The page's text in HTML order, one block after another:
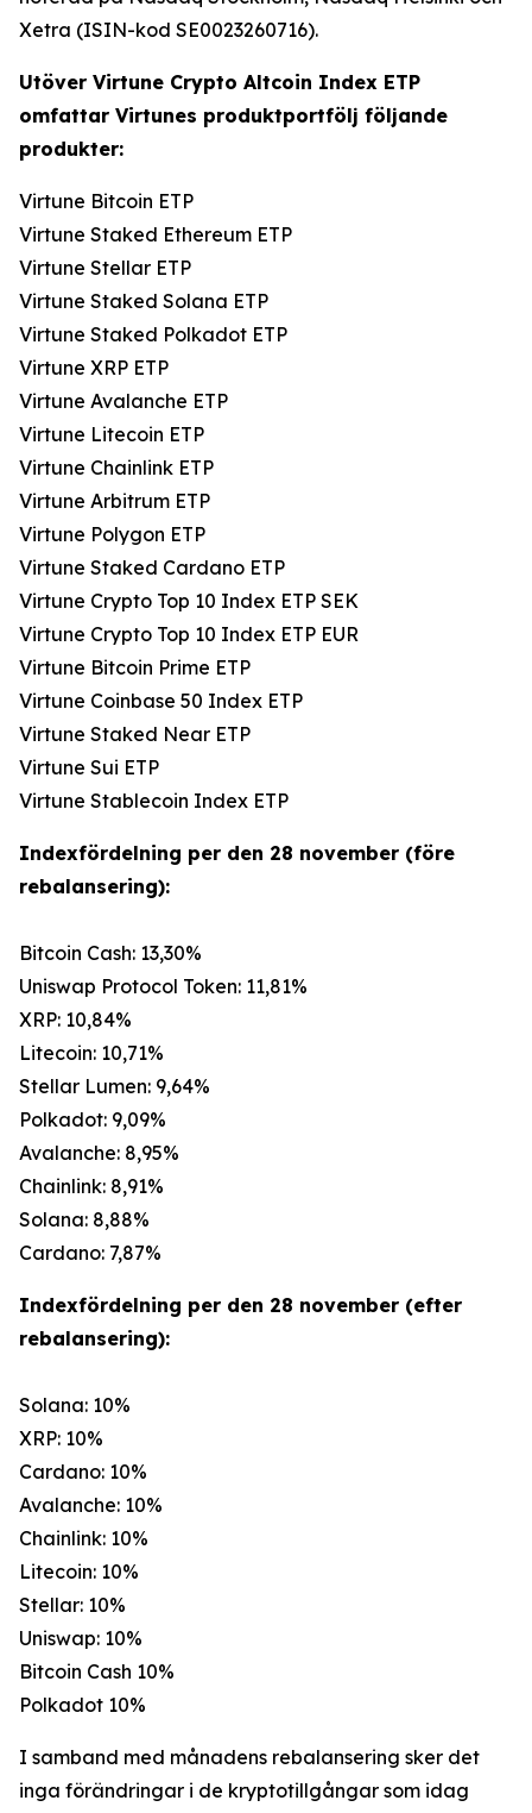
Xetra (ISIN-kod SE0023260716).
Utöver Virtune Crypto Altcoin Index ETP
omfattar Virtunes produktportfölj följande
produkter:
Virtune Bitcoin ETP
Virtune Staked Ethereum ETP
Virtune Stellar ETP
Virtune Staked Solana ETP
Virtune Staked Polkadot ETP
Virtune XRP ETP
Virtune Avalanche ETP
Virtune Litecoin ETP
Virtune Chainlink ETP
Virtune Arbitrum ETP
Virtune Polygon ETP
Virtune Staked Cardano ETP
Virtune Crypto Top 10 Index ETP SEK
Virtune Crypto Top 10 Index ETP EUR
Virtune Bitcoin Prime ETP
Virtune Coinbase 50 Index ETP
Virtune Staked Near ETP
Virtune Sui ETP
Virtune Stablecoin Index ETP
Indexfördelning per den 28 november (före
rebalansering):
Bitcoin Cash: 13,30%
Uniswap Protocol Token: 11,81%
XRP: 10,84%
Litecoin: 10,71%
Stellar Lumen: 9,64%
Polkadot: 9,09%
Avalanche: 8,95%
Chainlink: 8,91%
Solana: 8,88%
Cardano: 7,87%
Indexfördelning per den 28 november (efter
rebalansering):
Solana: 10%
XRP: 10%
Cardano: 10%
Avalanche: 10%
Chainlink: 10%
Litecoin: 10%
Stellar: 10%
Uniswap: 10%
Bitcoin Cash 10%
Polkadot 10%
I samband med månadens rebalansering sker det
inga förändringar i de kryptotillgångar som idag